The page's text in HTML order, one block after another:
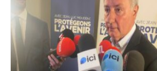
fréquentations du circuit" : Toulouse
est-elle la capitale du poker amateur –
ladepeche.fr